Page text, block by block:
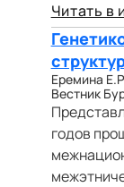
Читать в
Еремина
Вестник
годов